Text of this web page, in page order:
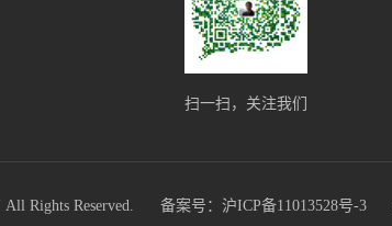
扫一扫，关注我们
Rights Reserved. 备案号：沪ICP备11013528号-3